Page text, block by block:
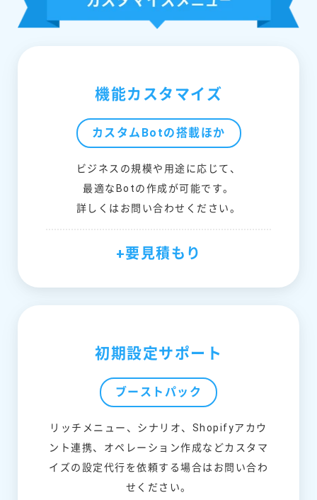
機能カスタマイズ
カスタムBotの搭載ほか
ビジネスの規模や用途に応じて、
最適なBotの作成が可能です。
詳しくはお問い合わせください。
+要見積もり
初期設定サポート
ブーストパック
リッチメニュー、シナリオ、Shopifyアカウ
ント連携、オペレーション作成などカスタマ
イズの設定代行を依頼する場合はお問い合わ
せください。